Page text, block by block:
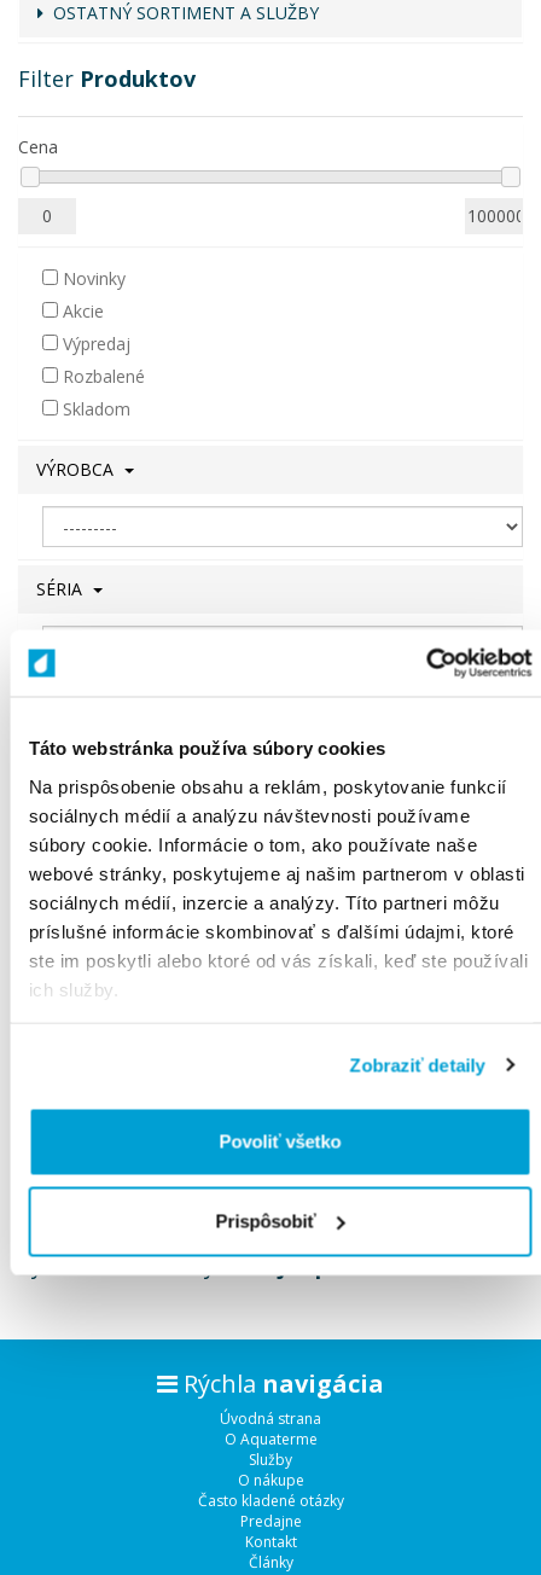
Táto webstránka používa súbory cookies
Na prispôsobenie obsahu a reklám, poskytovanie funkcií
sociálnych médií a analýzu návštevnosti používame
súbory cookie. Informácie o tom, ako používate naše
webové stránky, poskytujeme aj našim partnerom v oblasti
sociálnych médií, inzercie a analýzy. Títo partneri môžu
príslušné informácie skombinovať s ďalšími údajmi, ktoré
ste im poskytli alebo ktoré od vás získali, keď ste používali
ich služby.
Zobraziť detaily
Povoliť všetko
Prispôsobiť
OSTATNÝ SORTIMENT A SLUŽBY
Filter Produktov
Cena
Novinky
Akcie
Výpredaj
Rozbalené
Skladom
VÝROBCA
SÉRIA
SKLÁPANIE
TYP
Zrušiť filter Filtrovať
Vyhľadávam tovary.Čakajte prosím.
Rýchla navigácia
Úvodná strana
O Aquaterme
Služby
O nákupe
Často kladené otázky
Predajne
Kontakt
Články